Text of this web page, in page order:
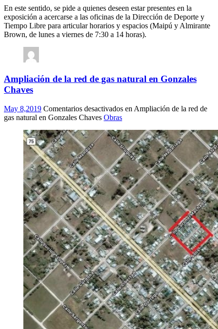
En este sentido, se pide a quienes deseen estar presentes en la
exposición a acercarse a las oficinas de la Dirección de Deporte y
Tiempo Libre para articular horarios y espacios (Maipú y Almirante
Brown, de lunes a viernes de 7:30 a 14 horas).
Ampliación de la red de gas natural en Gonzales
Chaves
May 8,2019 Comentarios desactivados en Ampliación de la red de
gas natural en Gonzales Chaves Obras